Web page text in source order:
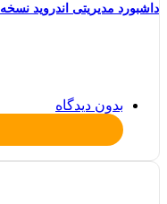
داشبورد مدیریتی اندروید نسخه 6.08
بدون دیدگاه